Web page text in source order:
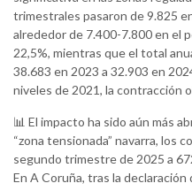
trimestrales pasaron de 9.825
alrededor de 7.400-7.800 en el
22,5%, mientras que el total
38.683 en 2023 a 32.903 en
niveles de 2021, la contracción
📊 El impacto ha sido aún más
“zona tensionada” navarra, los
segundo trimestre de 2025 a
En A Coruña, tras la declaración